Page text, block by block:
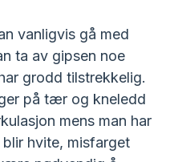
vanligvis gå med
ta av gipsen noe
grodd tilstrekkelig.
på tær og kneledd
mens man har
hvite, misfarget